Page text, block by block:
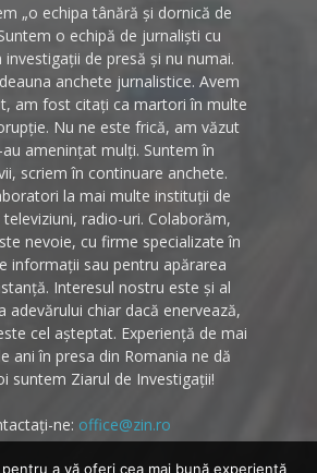
„o echipa tânără și dornică de
o echipă de jurnaliști cu
investigații de presă și nu numai.
anchete jurnalistice. Avem
am fost citați ca martori în multe
Nu ne este frică, am văzut
amenințat mulți. Suntem în
scriem în continuare anchete.
la mai multe instituții de
radio-uri. Colaborăm,
nevoie, cu firme specializate în
informații sau pentru apărarea
Interesul nostru este și al
adevărului chiar dacă enervează,
cel așteptat. Experiență de mai
ani în presa din Romania ne dă
suntem Ziarul de Investigații!
ne: office@zin.ro
a vă oferi cea mai bună experiență